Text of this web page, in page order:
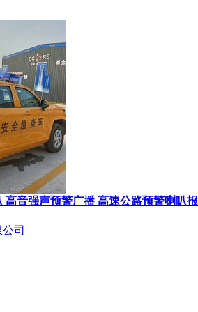
高音强声预警广播 高速公路预警喇叭
司